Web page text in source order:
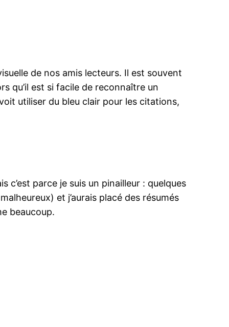
de nos amis lecteurs. Il est souvent
qu’il est si facile de reconnaître un
voit utiliser du bleu clair pour les citations,
c’est parce je suis un pinailleur : quelques
et j’aurais placé des résumés
beaucoup.